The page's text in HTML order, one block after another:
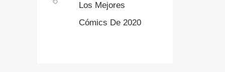
Los Mejores
Cómics De 2020